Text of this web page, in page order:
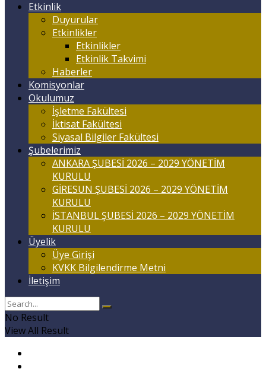
Etkinlik
Duyurular
Etkinlikler
Etkinlikler
Etkinlik Takvimi
Haberler
Komisyonlar
Okulumuz
İşletme Fakültesi
İktisat Fakültesi
Siyasal Bilgiler Fakültesi
Şubelerimiz
ANKARA ŞUBESİ 2026 – 2029 YÖNETİM
KURULU
GİRESUN ŞUBESİ 2026 – 2029 YÖNETİM
KURULU
İSTANBUL ŞUBESİ 2026 – 2029 YÖNETİM
KURULU
Üyelik
Üye Girişi
KVKK Bilgilendirme Metni
İletişim
No Result
View All Result